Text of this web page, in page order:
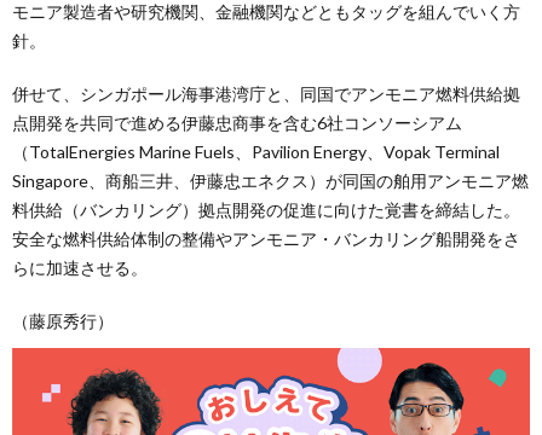
モニア製造者や研究機関、金融機関などともタッグを組んでいく方
針。
併せて、シンガポール海事港湾庁と、同国でアンモニア燃料供給拠
点開発を共同で進める伊藤忠商事を含む6社コンソーシアム
（TotalEnergies Marine Fuels、Pavilion Energy、Vopak Terminal
Singapore、商船三井、伊藤忠エネクス）が同国の舶用アンモニア燃
料供給（バンカリング）拠点開発の促進に向けた覚書を締結した。
安全な燃料供給体制の整備やアンモニア・バンカリング船開発をさ
らに加速させる。
（藤原秀行）